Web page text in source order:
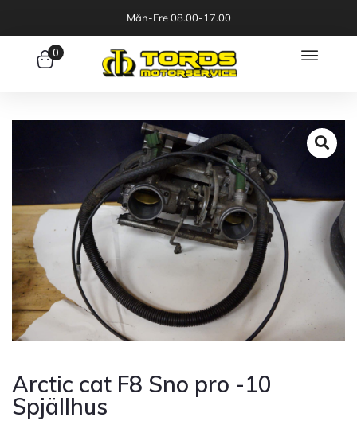
Mån-Fre 08.00-17.00
0
Arctic cat F8 Sno pro -10
Spjällhus